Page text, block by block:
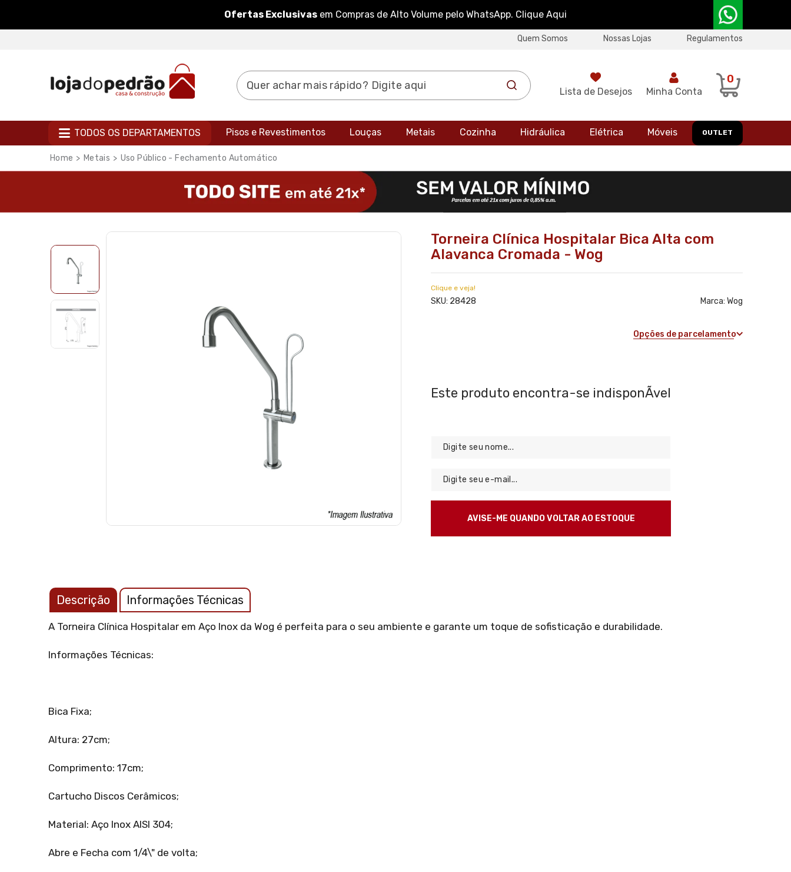
Ofertas Exclusivas em Compras de Alto Volume pelo WhatsApp. Clique Aqui
Quem Somos Nossas Lojas Regulamentos
Lista de Desejos Minha Conta
0
TODOS OS DEPARTAMENTOS OUTLET
Pisos e Revestimentos Louças Metais Cozinha Hidráulica Elétrica Móveis
Metais Uso Público - Fechamento Automático
Torneira Clínica Hospitalar Bica Alta com
Alavanca Cromada - Wog
Clique e veja!
SKU: 28428 Marca: Wog
Opções de parcelamento
Descrição Informações Técnicas
A Torneira Clínica Hospitalar em Aço Inox da Wog é perfeita para o seu ambiente e garante um toque de sofisticação e durabilidade.
Informações Técnicas:
Bica Fixa;
Altura: 27cm;
Comprimento: 17cm;
Cartucho Discos Cerâmicos;
Material: Aço Inox AISI 304;
Abre e Fecha com 1/4\" de volta;